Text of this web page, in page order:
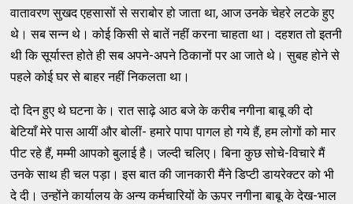
वातावरण सुखद एहसासों से सराबोर हो जाता था, आज उनके चेहरे लटके हुए
थे। सब सन्न थे। कोई किसी से बातें नहीं करना चाहता था। दहशत तो इतनी
थी कि सूर्यास्त होते ही सब अपने-अपने ठिकानों पर आ जाते थे। सुबह होने से
पहले कोई घर से बाहर नहीं निकलता था।
दो दिन हुए थे घटना के। रात साढ़े आठ बजे के करीब नगीना बाबू की दो
बेटियाँ मेरे पास आयीं और बोलीं- हमारे पापा पागल हो गये हैं, हम लोगों को मार
पीट रहे हैं, मम्मी आपको बुलाई है। जल्दी चलिए। बिना कुछ सोचे-विचारे मैं
उनके साथ ही चल पड़ा। इस बात की जानकारी मैंने डिप्टी डायरेक्टर को भी
दे दी। उन्होंने कार्यालय के अन्य कर्मचारियों के ऊपर नगीना बाबू के देख-भाल